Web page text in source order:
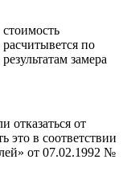
стоимость
расчитывется по
результатам замера
от
это в соответствии
от 07.02.1992 №